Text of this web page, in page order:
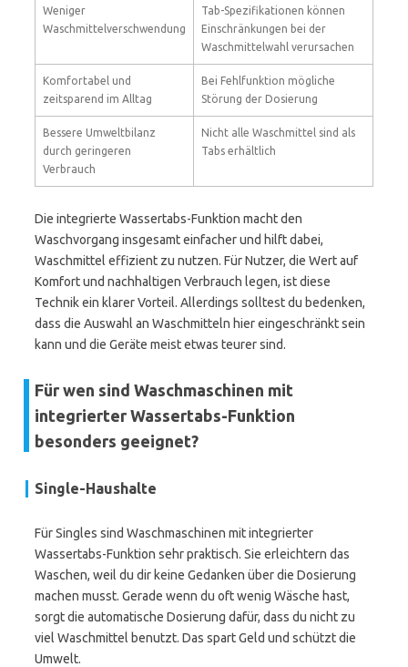
Weniger
Waschmittelverschwendung
Tab-Spezifikationen können
Einschränkungen bei der
Waschmittelwahl verursachen
Komfortabel und
zeitsparend im Alltag
Bei Fehlfunktion mögliche
Störung der Dosierung
Bessere Umweltbilanz
durch geringeren
Verbrauch
Nicht alle Waschmittel sind als
Tabs erhältlich
Die integrierte Wassertabs-Funktion macht den
Waschvorgang insgesamt einfacher und hilft dabei,
Waschmittel effizient zu nutzen. Für Nutzer, die Wert auf
Komfort und nachhaltigen Verbrauch legen, ist diese
Technik ein klarer Vorteil. Allerdings solltest du bedenken,
dass die Auswahl an Waschmitteln hier eingeschränkt sein
kann und die Geräte meist etwas teurer sind.
Für wen sind Waschmaschinen mit
integrierter Wassertabs-Funktion
besonders geeignet?
Single-Haushalte
Für Singles sind Waschmaschinen mit integrierter
Wassertabs-Funktion sehr praktisch. Sie erleichtern das
Waschen, weil du dir keine Gedanken über die Dosierung
machen musst. Gerade wenn du oft wenig Wäsche hast,
sorgt die automatische Dosierung dafür, dass du nicht zu
viel Waschmittel benutzt. Das spart Geld und schützt die
Umwelt.